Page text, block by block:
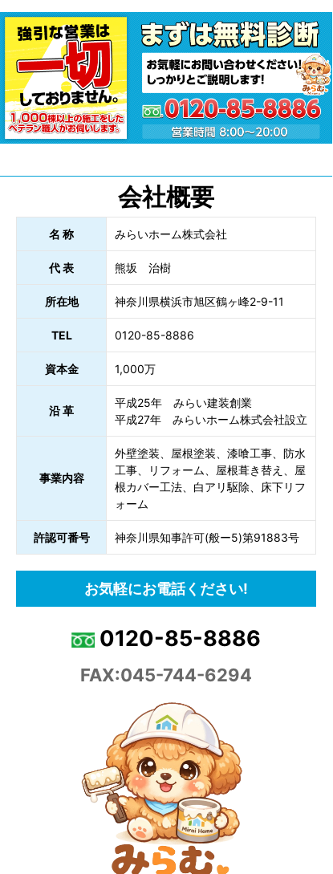
会社概要
名 称 みらいホーム株式会社
代 表 熊坂 治樹
所在地 神奈川県横浜市旭区鶴ヶ峰2-9-11
TEL 0120-85-8886
資本金 1,000万
沿 革
平成25年 みらい建装創業
平成27年 みらいホーム株式会社設立
事業内容
外壁塗装、屋根塗装、漆喰工事、防水
工事、リフォーム、屋根葺き替え、屋
根カバー工法、白アリ駆除、床下リフ
ォーム
許認可番号 神奈川県知事許可(般ー5)第91883号
お気軽にお電話ください!
0120-85-8886
FAX:045-744-6294